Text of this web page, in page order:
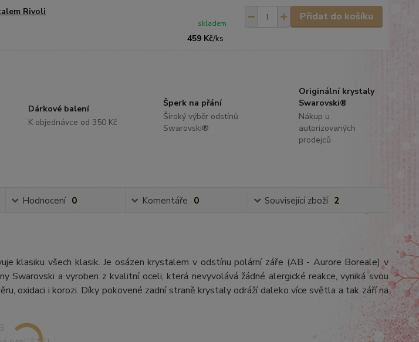
Rivoli
459 Kč/ks
skladem
Přidat do košíku
Dárkové balení
K objednávce od 350 Kč
Šperk na přání
Široký výběr odstínů
Swarovski®
Originální krystaly
Swarovski®
Nákup u
autorizovaných
prodejců
Hodnocení 0 Komentáře 0 Související zboží 2
klasiku všech klasik. Je osázen krystalem v odstínu polární záře (AB - Aurore Boreale) v
Swarovski a vyroben z kvalitní oceli, která nevyvolává žádné alergické reakce, vyniká svou
oxidaci i korozi. Díky pokovené zadní straně krystaly odráží daleko více světla a tak září na